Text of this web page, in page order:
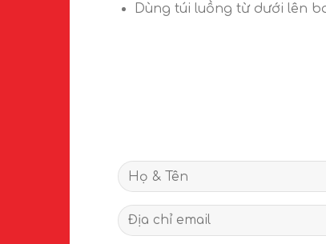
Dùng túi luồng từ dưới lên